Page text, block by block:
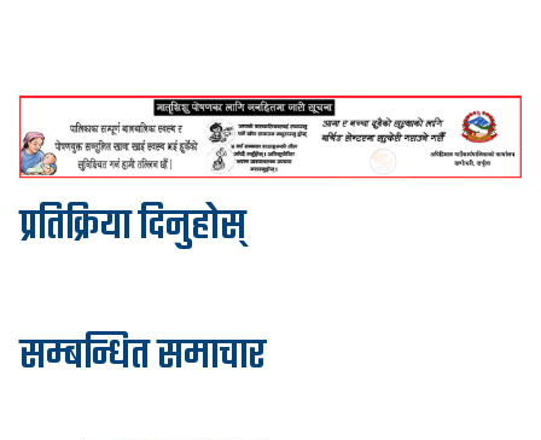
प्रतिक्रिया दिनुहोस्
सम्बन्धित समाचार